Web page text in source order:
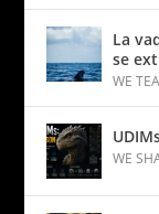
La
se
WE
WE